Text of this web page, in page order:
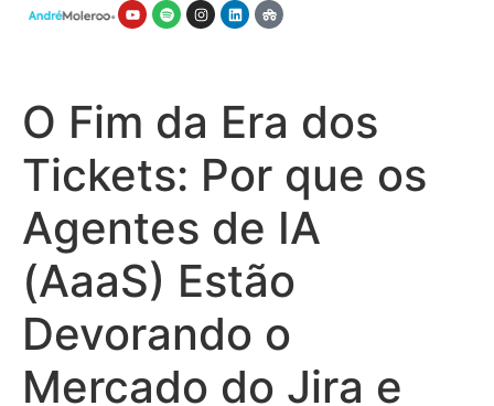
O Fim da Era dos
Tickets: Por que os
Agentes de IA
(AaaS) Estão
Devorando o
Mercado do Jira e